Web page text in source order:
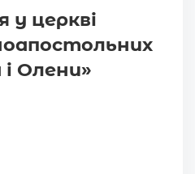
у церкві
Олени»